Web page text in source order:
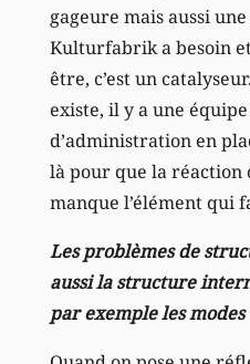
gageure mais aussi
Kulturfabrik a besoin
être, c’est un
existe, il y a une
d’administration en
là pour que la
manque l’élément qui
Les problèmes de
aussi la structure
par exemple les modes